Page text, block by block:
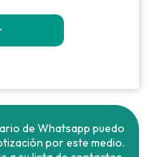
de Whatsapp puedo
por este medio.